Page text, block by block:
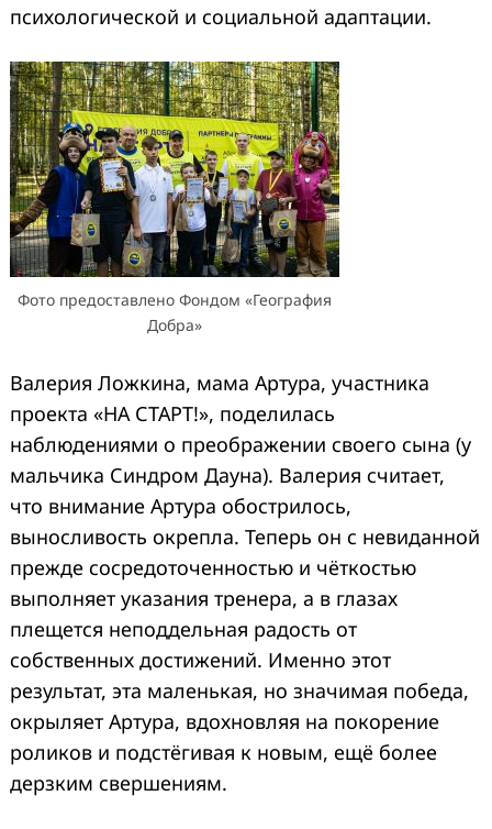
психологической и социальной адаптации.
Фото предоставлено Фондом «География
Добра»
Валерия Ложкина, мама Артура, участника
проекта «НА СТАРТ!», поделилась
наблюдениями о преображении своего сына (у
мальчика Синдром Дауна). Валерия считает,
что внимание Артура обострилось,
выносливость окрепла. Теперь он с невиданной
прежде сосредоточенностью и чёткостью
выполняет указания тренера, а в глазах
плещется неподдельная радость от
собственных достижений. Именно этот
результат, эта маленькая, но значимая победа,
окрыляет Артура, вдохновляя на покорение
роликов и подстёгивая к новым, ещё более
дерзким свершениям.